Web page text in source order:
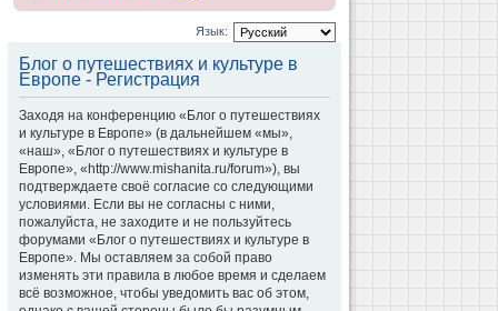
Язык:
Блог о путешествиях и культуре в
Европе - Регистрация
Заходя на конференцию «Блог о путешествиях
и культуре в Европе» (в дальнейшем «мы»,
«наш», «Блог о путешествиях и культуре в
Европе», «http://www.mishanita.ru/forum»), вы
подтверждаете своё согласие со следующими
условиями. Если вы не согласны с ними,
пожалуйста, не заходите и не пользуйтесь
форумами «Блог о путешествиях и культуре в
Европе». Мы оставляем за собой право
изменять эти правила в любое время и сделаем
всё возможное, чтобы уведомить вас об этом,